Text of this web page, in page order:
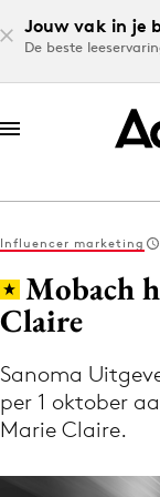
Jouw vak in je
De beste
Log in
Volg het
Influencer marketing
Mobach
Claire
Sanoma
per 1 oktober
Marie Claire.